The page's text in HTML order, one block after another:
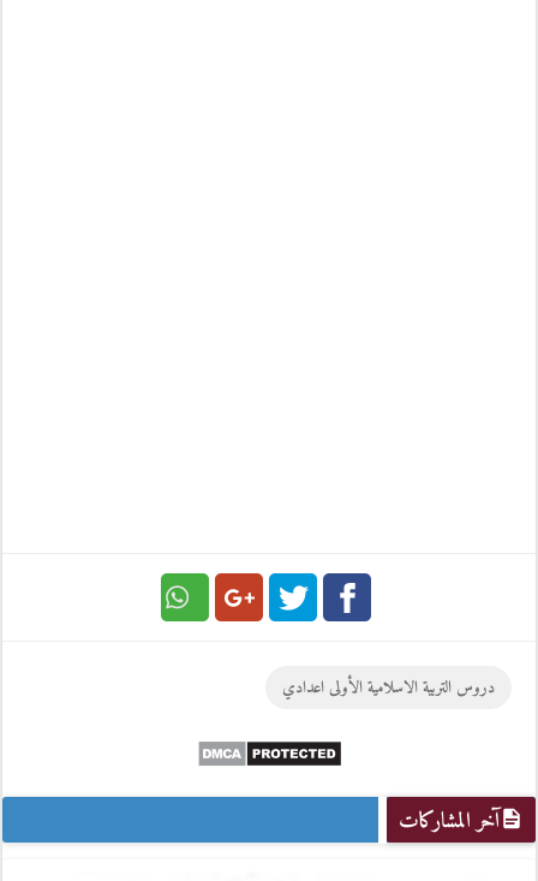
دروس التربية الاسلامية الأولى اعدادي
آخر المشاركات